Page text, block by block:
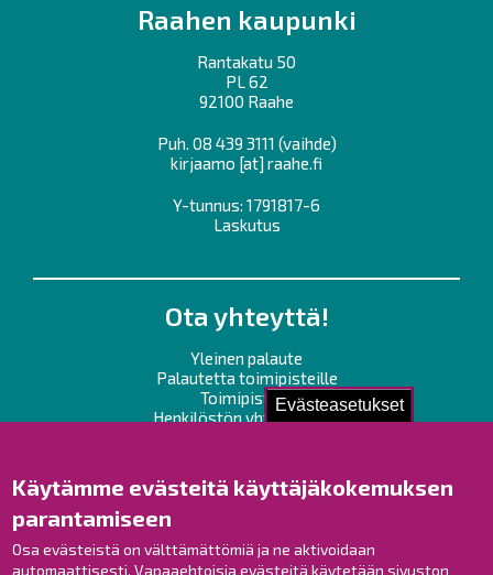
Evästeasetukset
Käytämme evästeitä käyttäjäkokemuksen
parantamiseen
Osa evästeistä on välttämättömiä ja ne aktivoidaan
automaattisesti. Vapaaehtoisia evästeitä käytetään sivuston
Raahen kaupunki
Rantakatu 50
PL 62
92100 Raahe
Puh. 08 439 3111 (vaihde)
kirjaamo [at] raahe.fi
Y-tunnus: 1791817-6
Laskutus
Ota yhteyttä!
Yleinen palaute
Palautetta toimipisteille
Toimipisteet
Henkilöstön yhteystiedot
Raahe Facebookissa
Raahe Instagramissa
Raahe LinkedInissä